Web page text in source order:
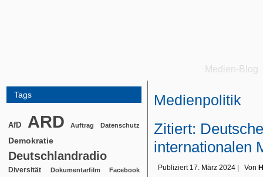
Medien-Blog
Tags
AfD ARD Auftrag Datenschutz
Demokratie
Deutschlandradio
Diversität Dokumentarfilm Facebook
Medienpolitik
Zitiert:
internationalen
Publiziert 17. März 2024 Von